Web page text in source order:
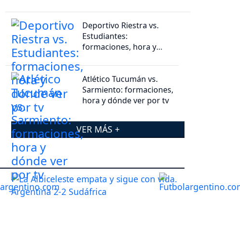
Deportivo Riestra vs.
Estudiantes:
formaciones, hora y
Atlético Tucumán vs.
Sarmiento: formaciones,
hora y dónde ver por tv
VER MÁS +